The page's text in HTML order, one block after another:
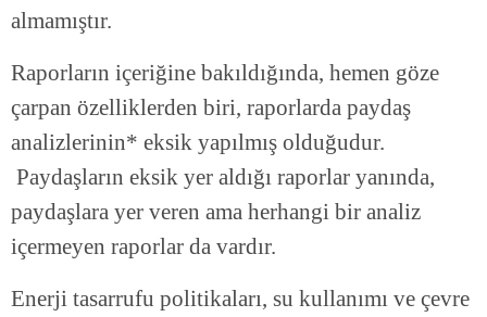
almamıştır.
Raporların içeriğine bakıldığında, hemen göze
çarpan özelliklerden biri, raporlarda paydaş
analizlerinin* eksik yapılmış olduğudur.
Paydaşların eksik yer aldığı raporlar yanında,
paydaşlara yer veren ama herhangi bir analiz
içermeyen raporlar da vardır.
Enerji tasarrufu politikaları, su kullanımı ve çevre